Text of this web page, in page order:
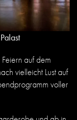
auf dem
vielleicht Lust auf
voller